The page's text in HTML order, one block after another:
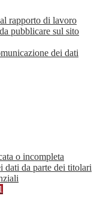
rapporto di lavoro
pubblicare sul sito
dei dati
o incompleta
dati da parte dei titolari